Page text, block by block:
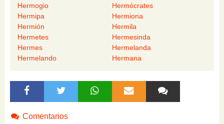
Hermogio
Hermócrates
Hermipa
Hermiona
Hermión
Hermila
Hermetes
Hermesinda
Hermes
Hermelanda
Hermelando
Hermana
Comentarios